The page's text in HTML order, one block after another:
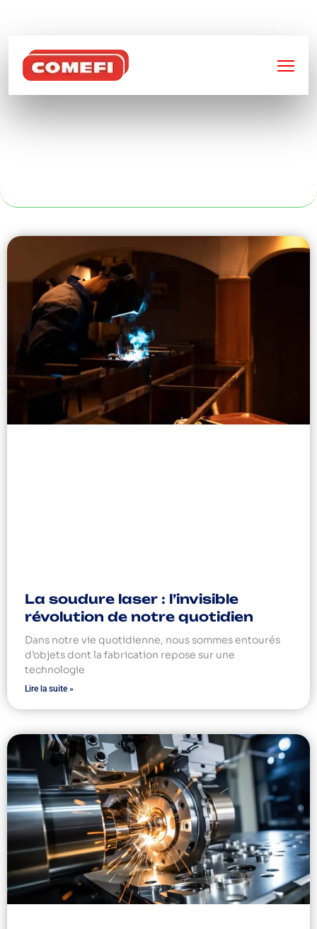
TÔLE SUR MESURE
La soudure laser : l’invisible
révolution de notre quotidien
Dans notre vie quotidienne, nous sommes entourés
d’objets dont la fabrication repose sur une
technologie
Lire la suite »